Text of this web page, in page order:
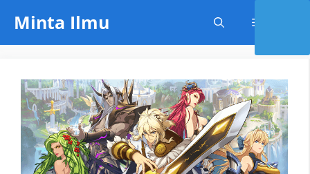
content
Minta Ilmu